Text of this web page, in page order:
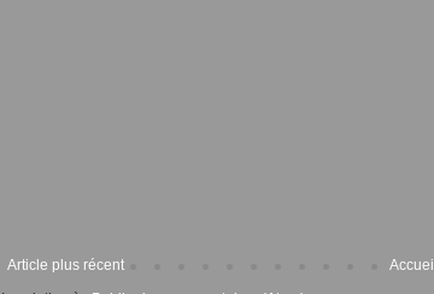
Article plus récent
Accueil